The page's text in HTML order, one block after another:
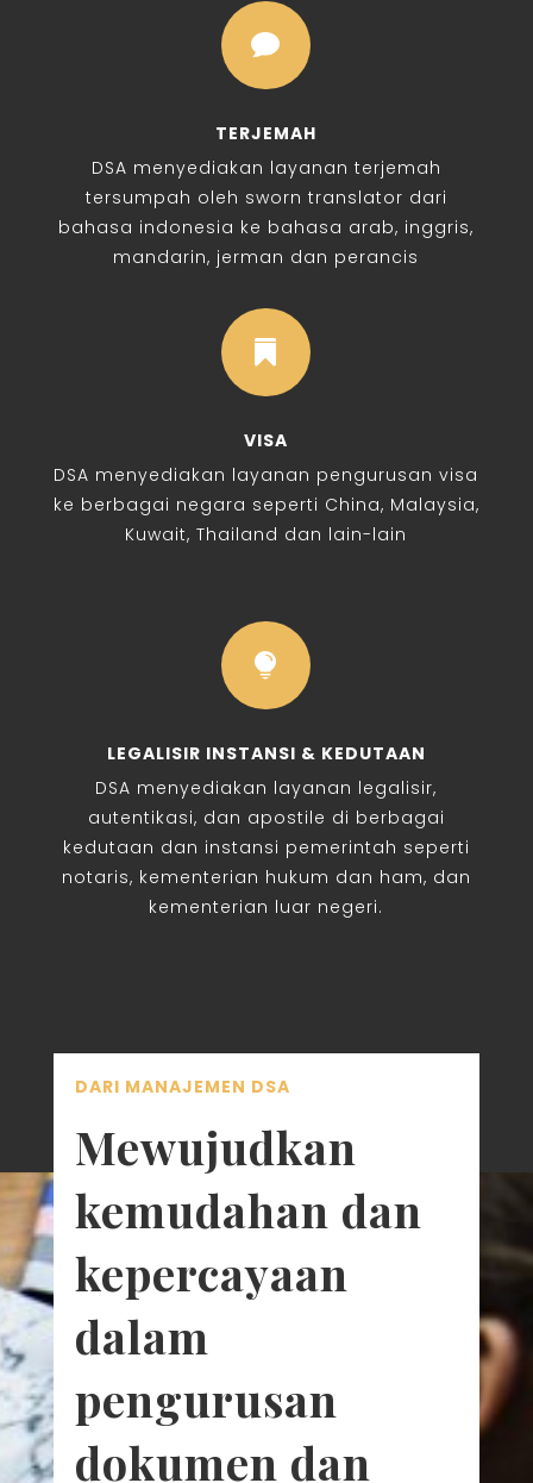

TERJEMAH
DSA menyediakan layanan terjemah
tersumpah oleh sworn translator dari
bahasa indonesia ke bahasa arab, inggris,
mandarin, jerman dan perancis

VISA
DSA menyediakan layanan pengurusan visa
ke berbagai negara seperti China, Malaysia,
Kuwait, Thailand dan lain-lain

LEGALISIR INSTANSI & KEDUTAAN
DSA menyediakan layanan legalisir,
autentikasi, dan apostile di berbagai
kedutaan dan instansi pemerintah seperti
notaris, kementerian hukum dan ham, dan
kementerian luar negeri.
DARI MANAJEMEN DSA
Mewujudkan
kemudahan dan
kepercayaan
dalam
pengurusan
dokumen dan